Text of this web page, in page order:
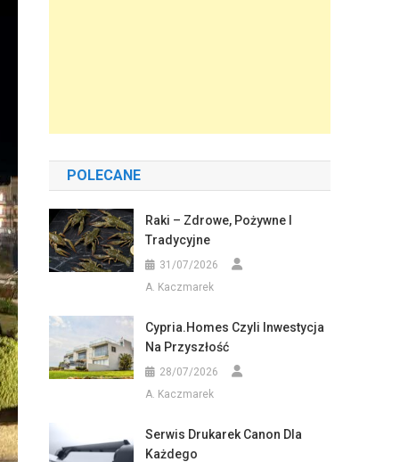
POLECANE
Raki – Zdrowe, Pożywne I
Tradycyjne
31/07/2026
A. Kaczmarek
Cypria.homes Czyli Inwestycja
Na Przyszłość
28/07/2026
A. Kaczmarek
Serwis Drukarek Canon Dla
Każdego